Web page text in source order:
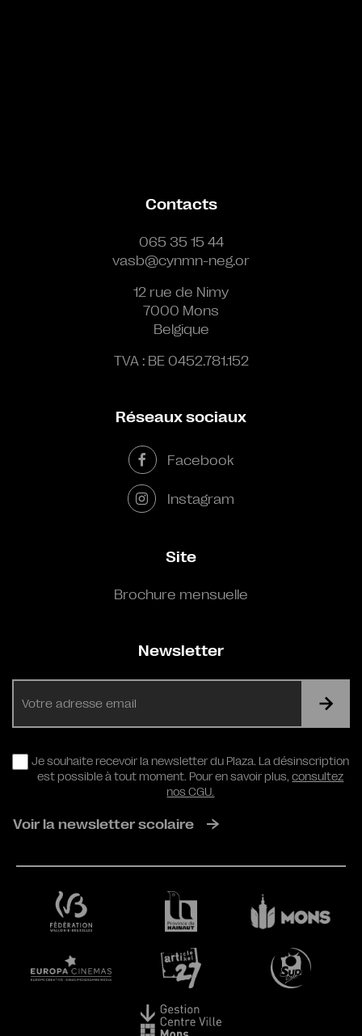
Contacts
065 35 15 44
vasb@cynmn-neg.or
12 rue de Nimy
7000 Mons
Belgique
TVA : BE 0452.781.152
Réseaux sociaux
Facebook
Instagram
Site
Brochure mensuelle
Newsletter
RGPD
Je souhaite recevoir la newsletter du Plaza. La désinscription
est possible à tout moment. Pour en savoir plus,consultez
nos CGU.
Voir la newsletter scolaire